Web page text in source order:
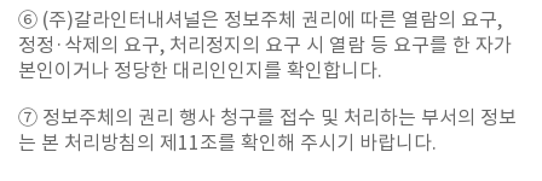
⑥ (주)갈라인터내셔널은 정보주체 권리에 따른 열람의 요구,
정정·삭제의 요구, 처리정지의 요구 시 열람 등 요구를 한 자가
본인이거나 정당한 대리인인지를 확인합니다.
⑦ 정보주체의 권리 행사 청구를 접수 및 처리하는 부서의 정보
는 본 처리방침의 제11조를 확인해 주시기 바랍니다.